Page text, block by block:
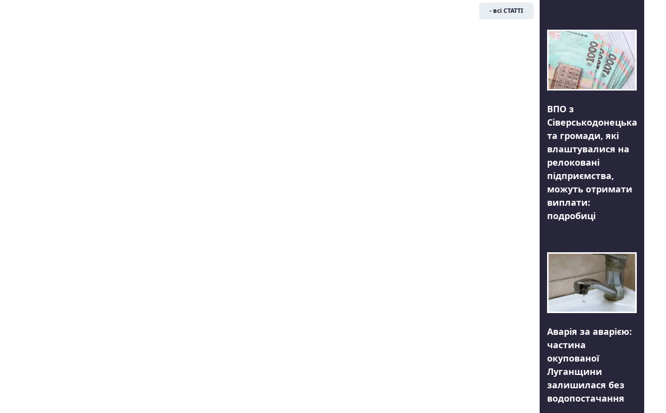
- всі СТАТТІ
ВПО з
Сіверськодонецька
та громади, які
влаштувалися на
релоковані
підприємства,
можуть отримати
виплати:
подробиці
Аварія за аварією:
частина
окупованої
Луганщини
залишилася без
водопостачання